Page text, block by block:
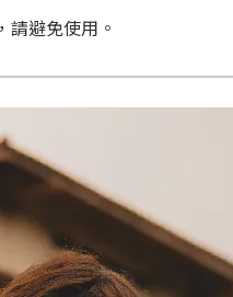
請避免使用。